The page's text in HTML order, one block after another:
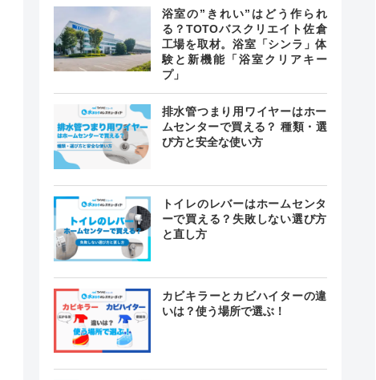
浴室の”きれい”はどう作られ
る？TOTOバスクリエイト佐倉
工場を取材。浴室「シンラ」体
験と新機能「浴室クリアキー
プ」
排水管つまり用ワイヤーはホー
ムセンターで買える？ 種類・選
び方と安全な使い方
トイレのレバーはホームセンタ
ーで買える？失敗しない選び方
と直し方
カビキラーとカビハイターの違
いは？使う場所で選ぶ！